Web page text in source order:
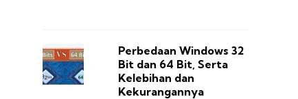
Perbedaan Windows 32
Bit dan 64 Bit, Serta
Kelebihan dan
Kekurangannya